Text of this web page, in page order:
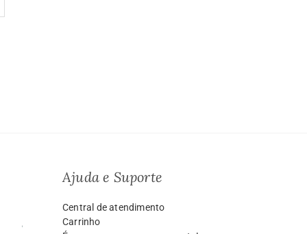
Ajuda e Suporte
Central de atendimento
Carrinho